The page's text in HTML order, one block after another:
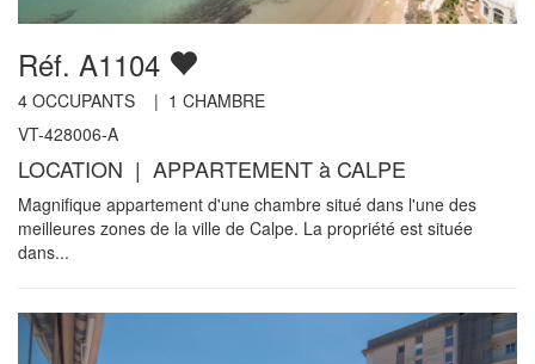
Réf. A1104
4 OCCUPANTS | 1 CHAMBRE
VT-428006-A
LOCATION | APPARTEMENT à CALPE
Magnifique appartement d'une chambre situé dans l'une des
meilleures zones de la ville de Calpe. La propriété est située
dans...